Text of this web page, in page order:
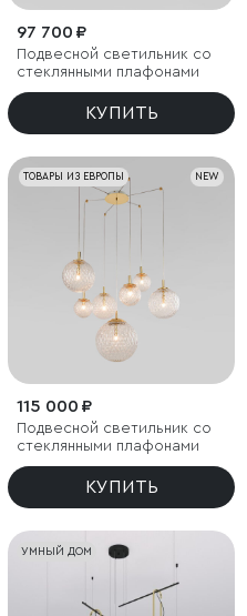
97 700 ₽
Подвесной светильник со
стеклянными плафонами
КУПИТЬ
NEW
ТОВАРЫ ИЗ ЕВРОПЫ
115 000 ₽
Подвесной светильник со
стеклянными плафонами
КУПИТЬ
УМНЫЙ ДОМ